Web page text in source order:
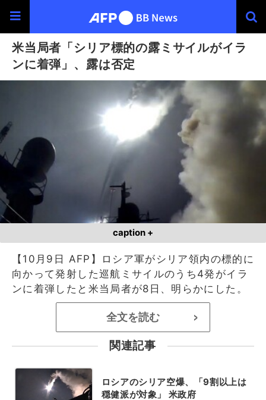
米当局者「シリア標的の露ミサイルがイラ
ンに着弾」、露は否定
caption +
【10月9日 AFP】ロシア軍がシリア領内の標的に
向かって発射した巡航ミサイルのうち4発がイラ
ンに着弾したと米当局者が8日、明らかにした。
全文を読む >
関連記事
ロシアのシリア空爆、「9割以上は
穏健派が対象」 米政府